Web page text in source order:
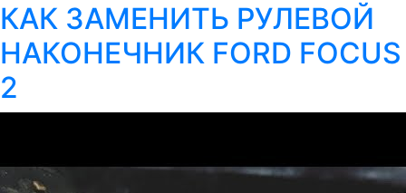
КАК ЗАМЕНИТЬ РУЛЕВОЙ
НАКОНЕЧНИК FORD FOCUS
2